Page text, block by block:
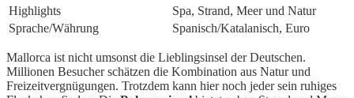
Highlights
Spa, Strand, Meer und Natur
Sprache/Währung
Spanisch/Katalanisch, Euro
Mallorca ist nicht umsonst die Lieblingsinsel der Deutschen.
Millionen Besucher schätzen die Kombination aus Natur und
Freizeitvergnügungen. Trotzdem kann hier noch jeder sein ruhiges